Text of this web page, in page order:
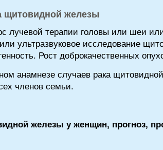
щитовидной железы
лучевой терапии головы или шеи
ультразвуковое исследование
Рост доброкачественных
анамнезе случаев рака
членов семьи.
железы у женщин, прогноз,